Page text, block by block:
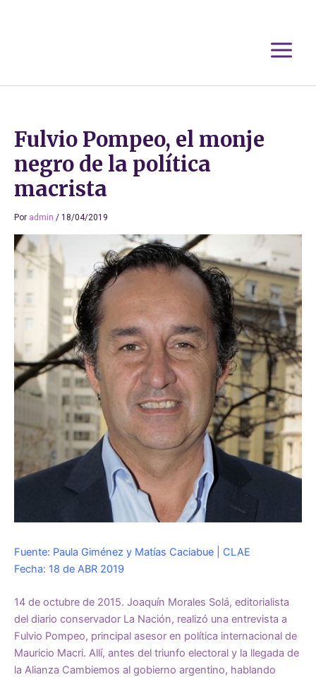
Fulvio Pompeo, el monje
negro de la política
macrista
Por admin / 18/04/2019
Fuente: Paula Giménez y Matías Caciabue | CLAE
Fecha: 18 de ABR 2019
14 de octubre de 2015. Joaquín Morales Solá, editorialista
del diario conservador La Nación, realizó una entrevista a
Fulvio Pompeo, principal asesor en política internacional de
Mauricio Macri. Allí, antes del triunfo electoral y la llegada de
la Alianza Cambiemos al gobierno argentino, hablando